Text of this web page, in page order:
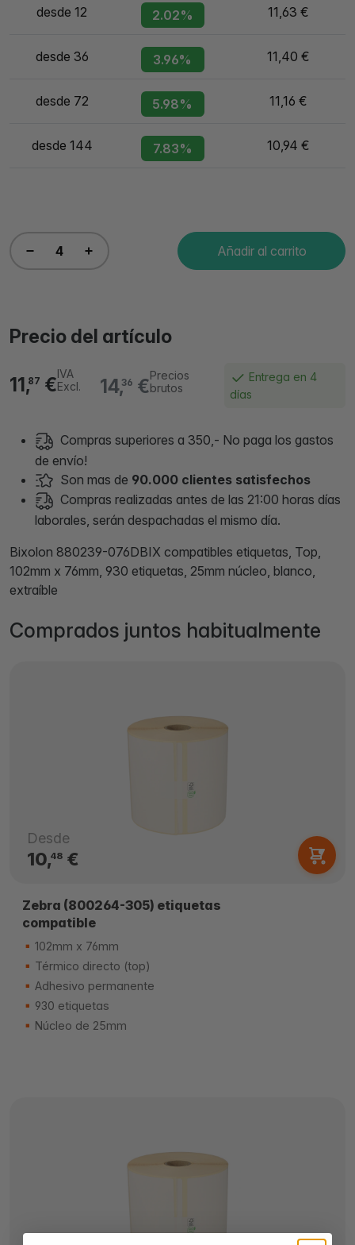
desde 12 2.02% 11,63 €
desde 36 3.96% 11,40 €
desde 72 5.98% 11,16 €
desde 144 7.83% 10,94 €
Añadir al carrito
Precio del artículo
14,36 €Precios
brutos
11,87 €IVA
Excl.
Entrega en 4
días
Compras superiores a 350,- No paga los gastos
de envío!
Son mas de 90.000 clientes satisfechos
Compras realizadas antes de las 21:00 horas días
laborales, serán despachadas el mismo día.
Bixolon 880239-076DBIX compatibles etiquetas, Top,
102mm x 76mm, 930 etiquetas, 25mm núcleo, blanco,
extraíble
Comprados juntos habitualmente
Desde
10,48€
Zebra (800264-305) etiquetas
compatible
102mm x 76mm
Térmico directo (top)
Adhesivo permanente
930 etiquetas
Núcleo de 25mm